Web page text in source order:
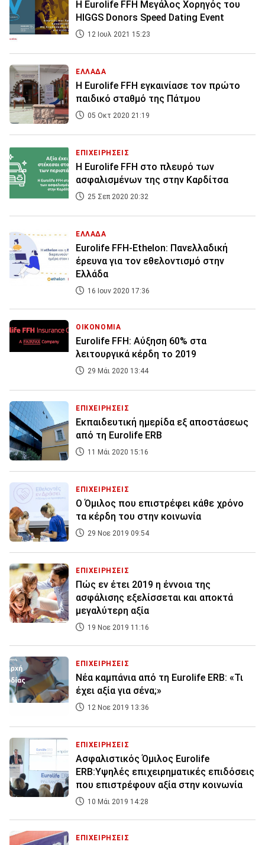
Η Eurolife FFH Μεγάλος Χορηγός του
HIGGS Donors Speed Dating Event
12 Ιουλ 2021 15:23
ΕΛΛΑΔΑ
Η Eurolife FFH εγκαινίασε τον πρώτο
παιδικό σταθμό της Πάτμου
05 Οκτ 2020 21:19
ΕΠΙΧΕΙΡΗΣΕΙΣ
Η Eurolife FFH στο πλευρό των
ασφαλισμένων της στην Καρδίτσα
25 Σεπ 2020 20:32
ΕΛΛΑΔΑ
Eurolife FFH-Ethelon: Πανελλαδική
έρευνα για τον εθελοντισμό στην
Ελλάδα
16 Ιουν 2020 17:36
ΟΙΚΟΝΟΜΙΑ
Eurolife FFH: Αύξηση 60% στα
λειτουργικά κέρδη το 2019
29 Μάι 2020 13:44
ΕΠΙΧΕΙΡΗΣΕΙΣ
Εκπαιδευτική ημερίδα εξ αποστάσεως
από τη Eurolife ERB
11 Μάι 2020 15:16
ΕΠΙΧΕΙΡΗΣΕΙΣ
Ο Όμιλος που επιστρέφει κάθε χρόνο
τα κέρδη του στην κοινωνία
29 Νοε 2019 09:54
ΕΠΙΧΕΙΡΗΣΕΙΣ
Πώς εν έτει 2019 η έννοια της
ασφάλισης εξελίσσεται και αποκτά
μεγαλύτερη αξία
19 Νοε 2019 11:16
ΕΠΙΧΕΙΡΗΣΕΙΣ
Νέα καμπάνια από τη Eurolife ERB: «Τι
έχει αξία για σένα;»
12 Νοε 2019 13:36
ΕΠΙΧΕΙΡΗΣΕΙΣ
Ασφαλιστικός Όμιλος Eurolife
ERB:Υψηλές επιχειρηματικές επιδόσεις
που επιστρέφουν αξία στην κοινωνία
10 Μάι 2019 14:28
ΕΠΙΧΕΙΡΗΣΕΙΣ